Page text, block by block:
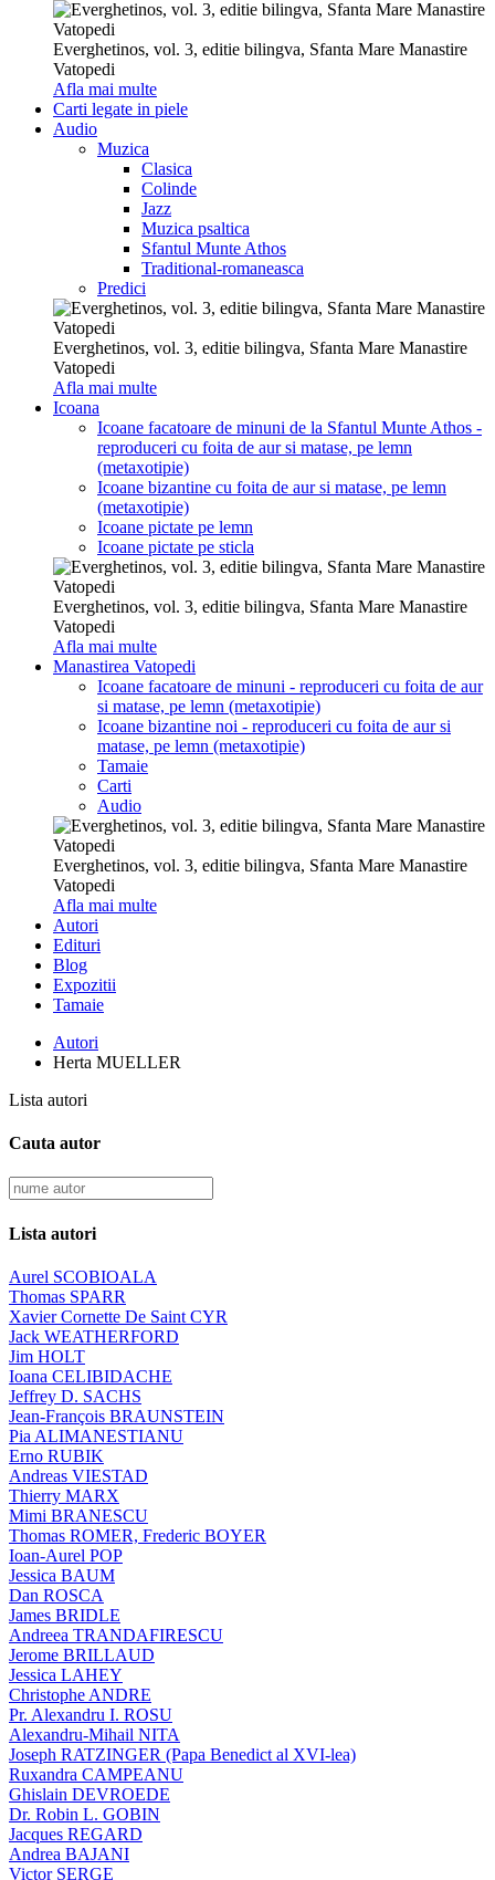
Everghetinos, vol. 3, editie bilingva, Sfanta Mare Manastire
Vatopedi
Afla mai multe
Carti legate in piele
Audio
Muzica
Clasica
Colinde
Jazz
Muzica psaltica
Sfantul Munte Athos
Traditional-romaneasca
Predici
Everghetinos, vol. 3, editie bilingva, Sfanta Mare Manastire
Vatopedi
Afla mai multe
Icoana
Icoane facatoare de minuni de la Sfantul Munte Athos -
reproduceri cu foita de aur si matase, pe lemn
(metaxotipie)
Icoane bizantine cu foita de aur si matase, pe lemn
(metaxotipie)
Icoane pictate pe lemn
Icoane pictate pe sticla
Everghetinos, vol. 3, editie bilingva, Sfanta Mare Manastire
Vatopedi
Afla mai multe
Manastirea Vatopedi
Icoane facatoare de minuni - reproduceri cu foita de aur
si matase, pe lemn (metaxotipie)
Icoane bizantine noi - reproduceri cu foita de aur si
matase, pe lemn (metaxotipie)
Tamaie
Carti
Audio
Everghetinos, vol. 3, editie bilingva, Sfanta Mare Manastire
Vatopedi
Afla mai multe
Autori
Edituri
Blog
Expozitii
Tamaie
Autori
Herta MUELLER
Lista autori
Cauta autor
Lista autori
Aurel SCOBIOALA
Thomas SPARR
Xavier Cornette De Saint CYR
Jack WEATHERFORD
Jim HOLT
Ioana CELIBIDACHE
Jeffrey D. SACHS
Jean-François BRAUNSTEIN
Pia ALIMANESTIANU
Erno RUBIK
Andreas VIESTAD
Thierry MARX
Mimi BRANESCU
Thomas ROMER, Frederic BOYER
Ioan-Aurel POP
Jessica BAUM
Dan ROSCA
James BRIDLE
Andreea TRANDAFIRESCU
Jerome BRILLAUD
Jessica LAHEY
Christophe ANDRE
Pr. Alexandru I. ROSU
Alexandru-Mihail NITA
Joseph RATZINGER (Papa Benedict al XVI-lea)
Ruxandra CAMPEANU
Ghislain DEVROEDE
Dr. Robin L. GOBIN
Jacques REGARD
Andrea BAJANI
Victor SERGE